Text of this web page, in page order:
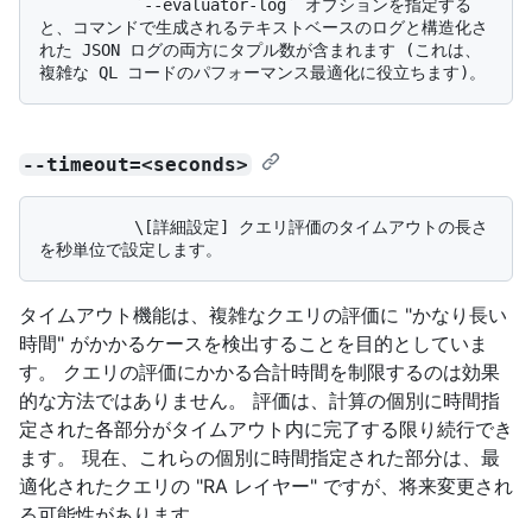
と、コマンドで生成されるテキストベースのログと構造化さ
れた JSON ログの両方にタプル数が含まれます (これは、
--timeout=<seconds>
タイムアウト機能は、複雑なクエリの評価に "かなり長い
時間" がかかるケースを検出することを目的としていま
す。 クエリの評価にかかる合計時間を制限するのは効果
的な方法ではありません。 評価は、計算の個別に時間指
定された各部分がタイムアウト内に完了する限り続行でき
ます。 現在、これらの個別に時間指定された部分は、最
適化されたクエリの "RA レイヤー" ですが、将来変更され